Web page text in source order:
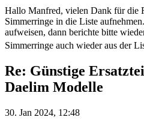
Hallo Manfred, vielen Dank für die
Simmerringe in die Liste
aufweisen, dann berichte bitte
Simmerringe auch wieder aus der
Re: Günstige
Daelim Modelle
30. Jan 2024, 12:48